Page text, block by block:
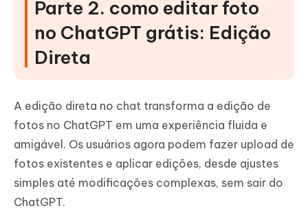
Parte 2. como editar foto
no ChatGPT grátis: Edição
Direta
A edição direta no chat transforma a edição de
fotos no ChatGPT em uma experiência fluida e
amigável. Os usuários agora podem fazer upload de
fotos existentes e aplicar edições, desde ajustes
simples até modificações complexas, sem sair do
ChatGPT.